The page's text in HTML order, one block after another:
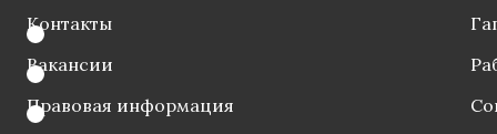
Контакты
Вакансии
Правовая информация